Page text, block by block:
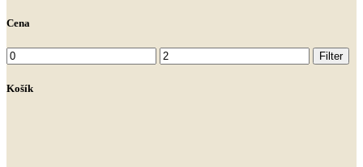
Cena
Minimálna
cena
Maximálna
cena
Filter
Košík